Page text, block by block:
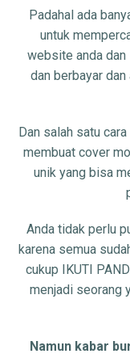
Padahal ada
untuk
website anda dan
dan berbayar
Dan salah satu
membuat cover
unik yang bisa
Anda tidak perlu
karena semua
cukup IKUTI
menjadi seorang
Namun kabar